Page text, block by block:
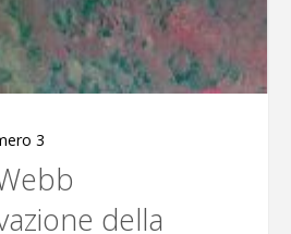
Terra"
3
della